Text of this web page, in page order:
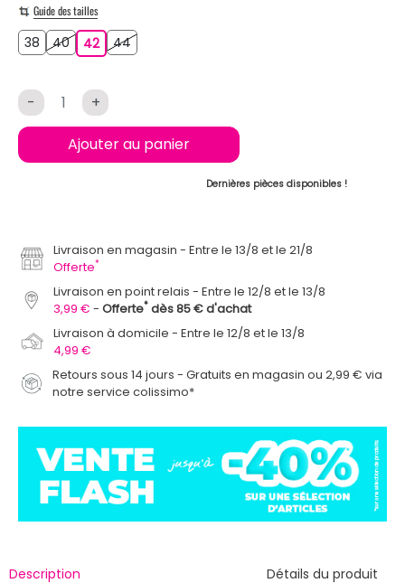
Guide des tailles
38 38404042424444
- +
Ajouter au panier
Dernières pièces disponibles !
Livraison en magasin
Entre le 13/8 et le 21/8
Offerte*
Livraison en point relais
Entre le 12/8 et le 13/8
3,99 €
Offerte* dès 85 € d'achat
Livraison à domicile
Entre le 12/8 et le 13/8
4,99 €
Retours sous 14 jours - Gratuits en magasin ou 2,99 € via
notre service colissimo*
Description Détails du produit